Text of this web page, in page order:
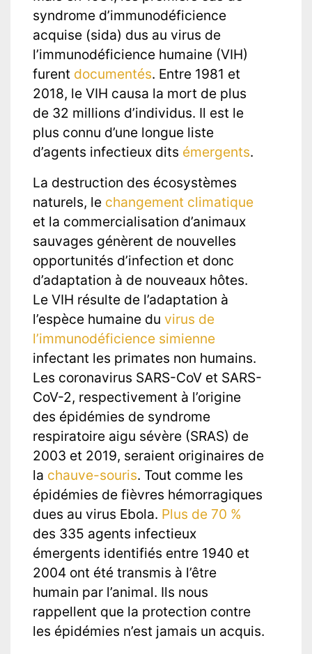
syndrome d’immunodéficience
acquise (sida) dus au virus de
l’immunodéficience humaine (VIH)
furent documentés. Entre 1981 et
2018, le VIH causa la mort de plus
de 32 millions d’individus. Il est le
plus connu d’une longue liste
d’agents infectieux dits émergents.
La destruction des écosystèmes
naturels, le changement climatique
et la commercialisation d’animaux
sauvages génèrent de nouvelles
opportunités d’infection et donc
d’adaptation à de nouveaux hôtes.
Le VIH résulte de l’adaptation à
l’espèce humaine du virus de
l’immunodéficience simienne
infectant les primates non humains.
Les coronavirus SARS-CoV et SARS-
CoV-2, respectivement à l’origine
des épidémies de syndrome
respiratoire aigu sévère (SRAS) de
2003 et 2019, seraient originaires de
la chauve-souris. Tout comme les
épidémies de fièvres hémorragiques
dues au virus Ebola. Plus de 70 %
des 335 agents infectieux
émergents identifiés entre 1940 et
2004 ont été transmis à l’être
humain par l’animal. Ils nous
rappellent que la protection contre
les épidémies n’est jamais un acquis.